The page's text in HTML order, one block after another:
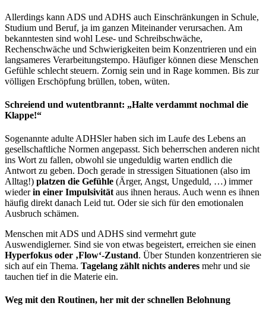
Allerdings kann ADS und ADHS auch Einschränkungen in Schule,
Studium und Beruf, ja im ganzen Miteinander verursachen. Am
bekanntesten sind wohl Lese- und Schreibschwäche,
Rechenschwäche und Schwierigkeiten beim Konzentrieren und ein
langsameres Verarbeitungstempo. Häufiger können diese Menschen
Gefühle schlecht steuern. Zornig sein und in Rage kommen. Bis zur
völligen Erschöpfung brüllen, toben, wüten.
Schreiend und wutentbrannt: „Halte verdammt nochmal die
Klappe!“
Sogenannte adulte ADHSler haben sich im Laufe des Lebens an
gesellschaftliche Normen angepasst. Sich beherrschen anderen nicht
ins Wort zu fallen, obwohl sie ungeduldig warten endlich die
Antwort zu geben. Doch gerade in stressigen Situationen (also im
Alltag!) platzen die Gefühle (Ärger, Angst, Ungeduld, …) immer
wiederin einer Impulsivität aus ihnen heraus. Auch wenn es ihnen
häufig direkt danach Leid tut. Oder sie sich für den emotionalen
Ausbruch schämen.
Menschen mit ADS und ADHS sind vermehrt gute
Auswendiglerner. Sind sie von etwas begeistert, erreichen sie einen
Hyperfokus oder ‚Flow‘-Zustand. Über Stunden konzentrieren sie
sich auf ein Thema. Tagelang zählt nichts anderes mehr und sie
tauchen tief in die Materie ein.
Weg mit den Routinen, her mit der schnellen Belohnung